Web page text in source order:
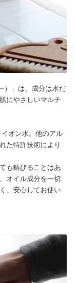
）」は、成分は水だ
にやさしいマルチ
オン水。他のアル
た特許技術により
も錆びることはあ
オイル成分を一切
、安心してお使い